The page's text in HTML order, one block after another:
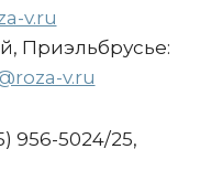
v.ru
Приэльбрусье:
v.ru
956-5024/25,